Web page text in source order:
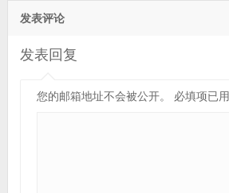
发表评论
发表回复
您的邮箱地址不会被公开。 必填项已用